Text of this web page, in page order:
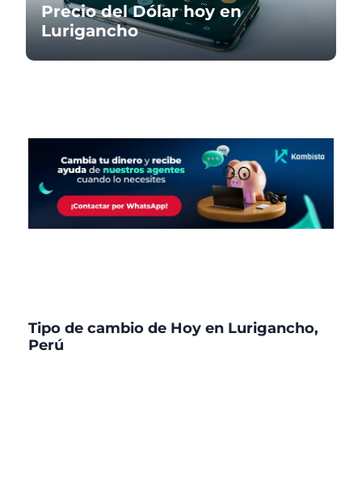
Precio del Dólar hoy en
Lurigancho
Tipo de cambio de Hoy en Lurigancho,
Perú